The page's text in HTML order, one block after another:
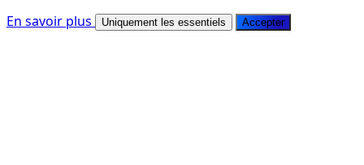
En savoir plus
Uniquement les essentiels Accepter